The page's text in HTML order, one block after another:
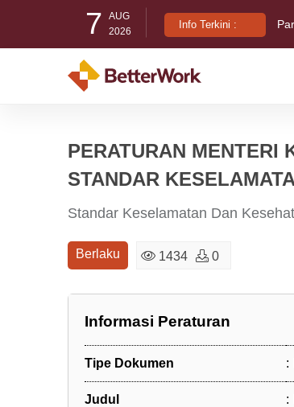
7
AUG
2026
Info Terkini :
PERATURAN MENTERI
STANDAR
Standar Keselamatan Dan
Berlaku 1434 0
Informasi Peraturan
Tipe Dokumen :
Judul :